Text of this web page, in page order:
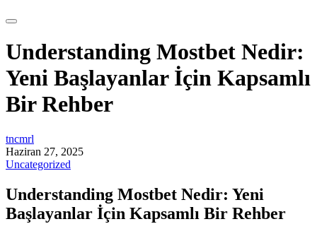
Understanding Mostbet Nedir:
Yeni Başlayanlar İçin Kapsamlı
Bir Rehber
tncmrl
Haziran 27, 2025
Uncategorized
Understanding Mostbet Nedir: Yeni
Başlayanlar İçin Kapsamlı Bir Rehber